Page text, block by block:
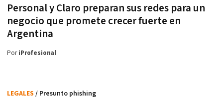
Personal y Claro preparan sus redes para un
negocio que promete crecer fuerte en
Argentina
PoriProfesional
LEGALES / Presunto phishing